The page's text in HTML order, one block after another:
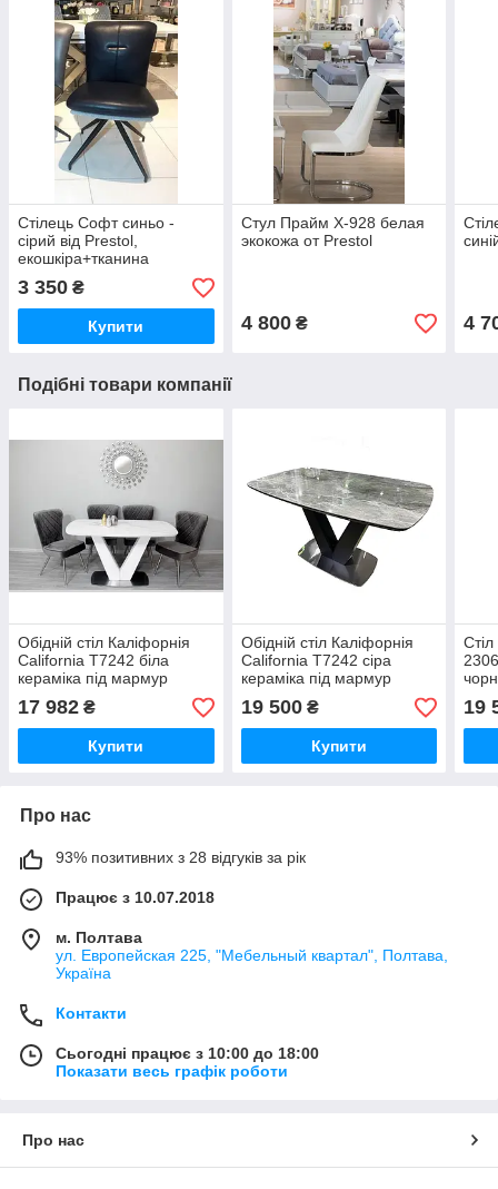
Стілець Софт синьо -
сірий від Prestol,
екошкіра+тканина
3 350 ₴
Купити
Стул Прайм X-928 белая
экокожа от Prestol
4 800₴ 4
Подібні товари компанії
Обідній стіл Каліфорнія
California T7242 біла
кераміка під мармур
17 982 ₴
Купити
Обідній стіл Каліфорнія
California T7242 сіра
кераміка під мармур
19 500₴
Купити
19
Про нас
93% позитивних з 28 відгуків за рік
Працює з 10.07.2018
м. Полтава
ул. Европейская 225, "Мебельный квартал", Полтава,
Україна
Контакти
Сьогодні працює з 10:00 до 18:00
Показати весь графік роботи
Про нас